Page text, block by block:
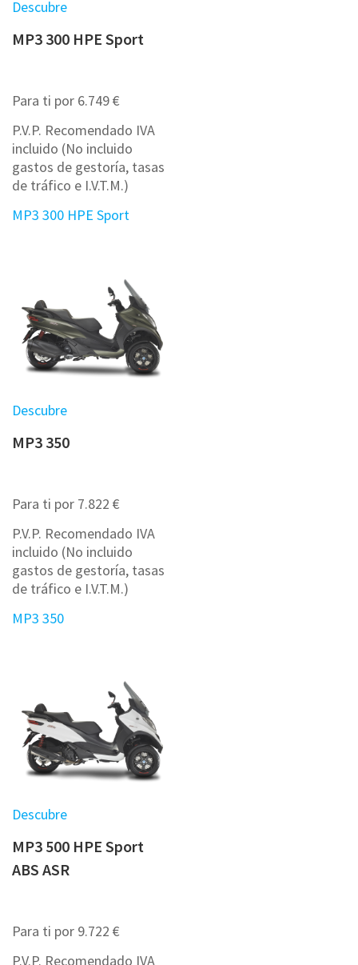
Descubre
MP3 300 HPE Sport
Para ti por 6.749 €
P.V.P. Recomendado IVA
incluido (No incluido
gastos de gestoría, tasas
de tráfico e I.V.T.M.)
MP3 300 HPE Sport
Descubre
MP3 350
Para ti por 7.822 €
P.V.P. Recomendado IVA
incluido (No incluido
gastos de gestoría, tasas
de tráfico e I.V.T.M.)
MP3 350
Descubre
MP3 500 HPE Sport
ABS ASR
Para ti por 9.722 €
P.V.P. Recomendado IVA